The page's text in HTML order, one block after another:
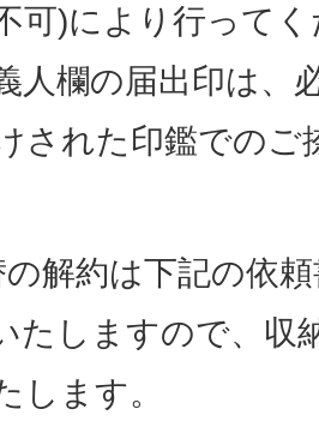
可)により行って
人欄の届出印は、
された印鑑でのご
の解約は下記の依
たしますので、収
します。